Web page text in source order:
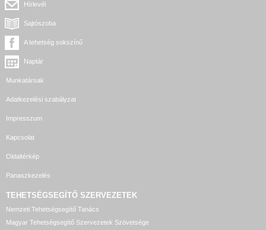
Hírlevél
Sajtószoba
A tehetség sokszínű
Naptár
Munkatársak
Adatkezelési szabályzat
Impresszum
Kapcsolat
Oldaltérkép
Panaszkezelés
TEHETSÉGSEGÍTŐ SZERVEZETEK
Nemzeti Tehetségsegítő Tanács
Magyar Tehetségsegítő Szervezetek Szövetsége